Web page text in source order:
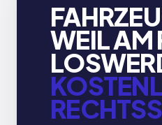
WEIL AM